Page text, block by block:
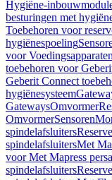
Hygiëne-
besturingen met
Toebehoren voor
hygiënespoeling
voor Voedingsapparaten
toebehoren voor
Geberit Connect
hygiënesysteem
GatewaysOmvormer
OmvormerSensoren
spindelafsluiters
spindelafsluitersMet
voor Met Mapress
spindelafsluiters